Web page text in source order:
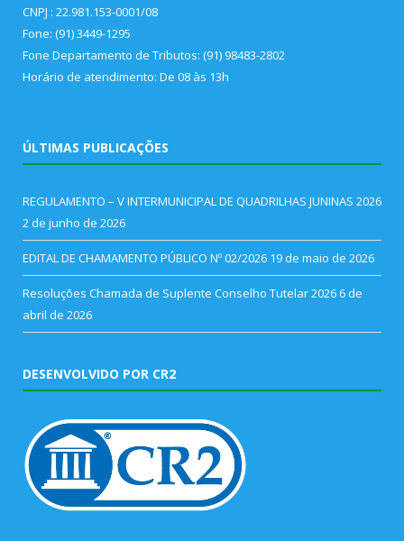
CNPJ : 22.981.153-0001/08
Fone: (91) 3449-1295
Fone Departamento de Tributos: (91) 98483-2802
Horário de atendimento: De 08 às 13h
ÚLTIMAS PUBLICAÇÕES
REGULAMENTO – V INTERMUNICIPAL DE QUADRILHAS JUNINAS 2026
2 de junho de 2026
EDITAL DE CHAMAMENTO PÚBLICO Nº 02/2026 19 de maio de 2026
Resoluções Chamada de Suplente Conselho Tutelar 2026 6 de
abril de 2026
DESENVOLVIDO POR CR2